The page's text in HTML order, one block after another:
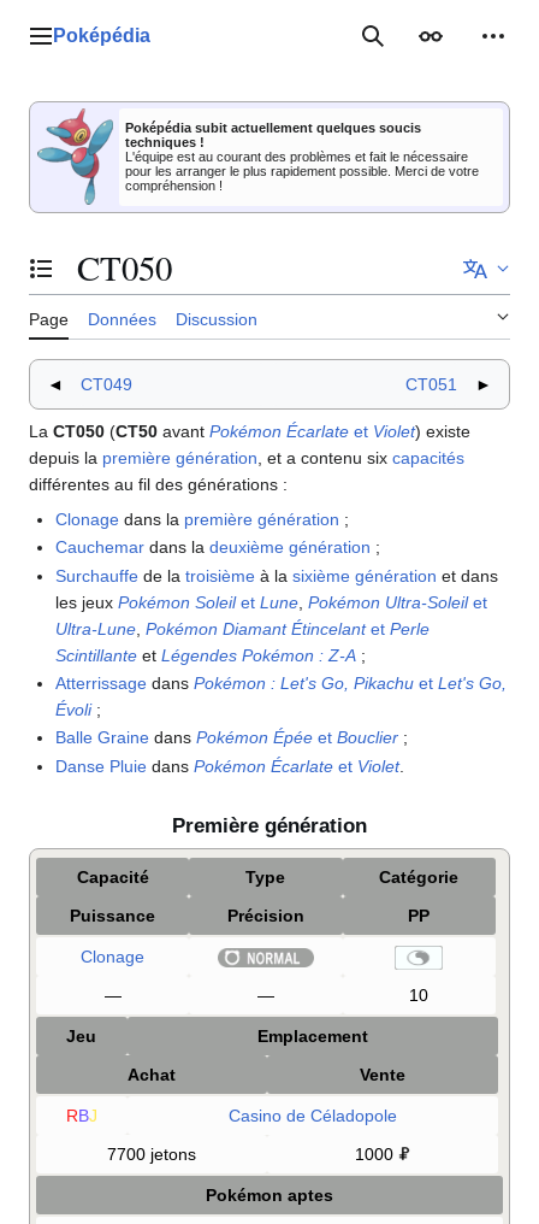
Menu principal
Poképédia RechercherApparence
Poképédia subit actuellement quelques soucis
techniques !
L'équipe est au courant des problèmes et fait le nécessaire
pour les arranger le plus rapidement possible. Merci de votre
compréhension !
Basculer la table des matières
CT050
Page Données Discussion
◄ CT049 CT051 ►
La CT050 (CT50 avant Pokémon Écarlate et Violet) existe
depuis la première génération , et a contenu six capacités
différentes au fil des générations :
Clonage dans la première génération ;
Cauchemar dans ladeuxième génération ;
Surchauffe de latroisième à lasixième génération et dans
les jeuxPokémon SoleiletLune ,Pokémon Ultra-Soleilet
Ultra-Lune ,Pokémon Diamant ÉtincelantetPerle
Scintillante etLégendes Pokémon :Z-A ;
Atterrissage dansPokémon : Let's Go, Pikachu etLet's Go,
Évoli ;
Balle Graine dansPokémon Épée etBouclier ;
Danse Pluie dansPokémon Écarlate et Violet.
Première génération
Capacité Type
Catégorie
Puissance
Précision PP
Clonage
—
— 10
Jeu
Emplacement
Achat
Vente
RBJ
Casino de Céladopole
7700 jetons
1000
Pokémon aptes